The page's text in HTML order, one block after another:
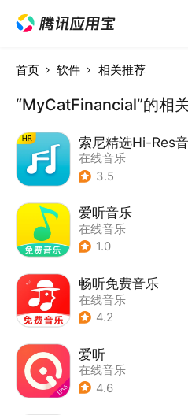
首页 软件 相关推荐
“MyCatFinancial”的相
索尼精选Hi-Res
在线音乐
3.5
爱听音乐
在线音乐
1.0
畅听免费音乐
在线音乐
4.2
爱听
在线音乐
4.6